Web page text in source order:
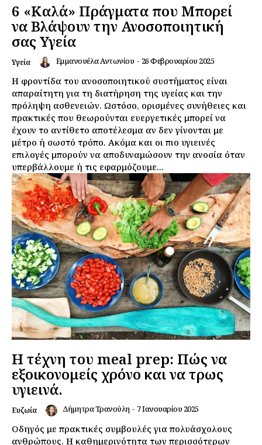
6 «Καλά» Πράγματα που Μπορεί
να Βλάψουν την Ανοσοποιητική
σας Υγεία
Υγεία Εμμανουέλα Αντωνίου - 26 Φεβρουαρίου 2025
Η φροντίδα του ανοσοποιητικού συστήματος είναι
απαραίτητη για τη διατήρηση της υγείας και την
πρόληψη ασθενειών. Ωστόσο, ορισμένες συνήθειες και
πρακτικές που θεωρούνται ευεργετικές μπορεί να
έχουν το αντίθετο αποτέλεσμα αν δεν γίνονται με
μέτρο ή σωστό τρόπο. Ακόμα και οι πιο υγιεινές
επιλογές μπορούν να αποδυναμώσουν την ανοσία όταν
υπερβάλλουμε ή τις εφαρμόζουμε...
Η τέχνη του meal prep: Πώς να
εξοικονομείς χρόνο και να τρως
υγιεινά.
Ευζωία Δήμητρα Τρανούλη - 7 Ιανουαρίου 2025
Οδηγός με πρακτικές συμβουλές για πολυάσχολους
ανθρώπους. Η καθημερινότητα των περισσότερων